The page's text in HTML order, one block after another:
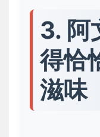
3. 阿
得恰
滋味